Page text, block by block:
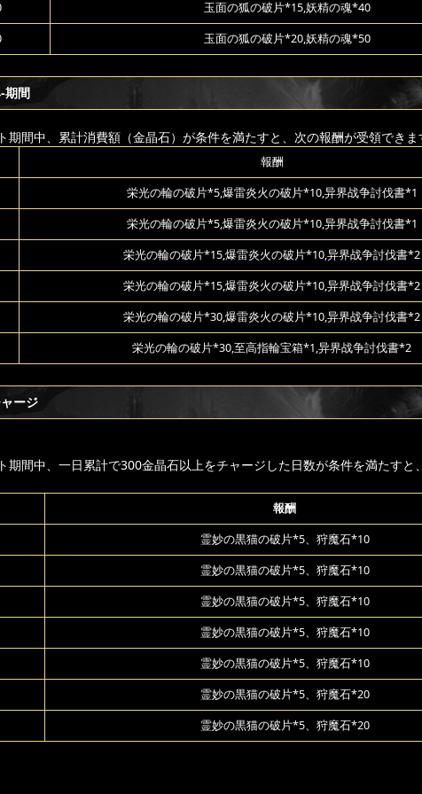
玉面の狐の破片*15,妖精の魂*40
玉面の狐の破片*20,妖精の魂*50
期間
期間中、累計消費額（金晶石）が条件を満たすと、次の報酬が受領できま
報酬
栄光の輪の破片*5,爆雷炎火の破片*10,异界战争討伐書*1
栄光の輪の破片*5,爆雷炎火の破片*10,异界战争討伐書*1
栄光の輪の破片*15,爆雷炎火の破片*10,异界战争討伐書*2
栄光の輪の破片*15,爆雷炎火の破片*10,异界战争討伐書*2
栄光の輪の破片*30,爆雷炎火の破片*10,异界战争討伐書*2
栄光の輪の破片*30,至高指輪宝箱*1,异界战争討伐書*2
ージ
期間中、一日累計で300金晶石以上をチャージした日数が条件を満たすと
報酬
霊妙の黒猫の破片*5、狩魔石*10
霊妙の黒猫の破片*5、狩魔石*10
霊妙の黒猫の破片*5、狩魔石*10
霊妙の黒猫の破片*5、狩魔石*10
霊妙の黒猫の破片*5、狩魔石*10
霊妙の黒猫の破片*5、狩魔石*20
霊妙の黒猫の破片*5、狩魔石*20